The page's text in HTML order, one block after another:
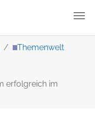
Themenwelt
erfolgreich im